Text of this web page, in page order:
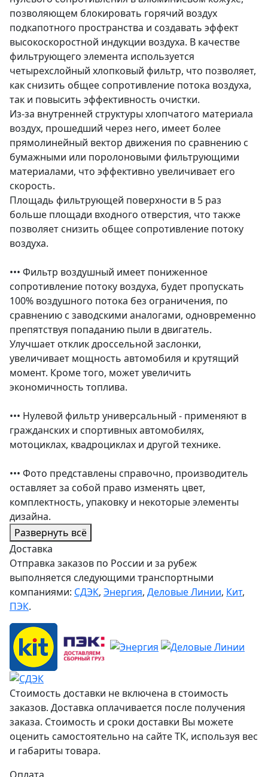
позволяющем блокировать горячий воздух
подкапотного пространства и создавать эффект
высокоскоростной индукции воздуха. В качестве
фильтрующего элемента используется
четырехслойный хлопковый фильтр, что позволяет,
как снизить общее сопротивление потока воздуха,
так и повысить эффективность очистки.
Из-за внутренней структуры хлопчатого материала
воздух, прошедший через него, имеет более
прямолинейный вектор движения по сравнению с
бумажными или поролоновыми фильтрующими
материалами, что эффективно увеличивает его
скорость.
Площадь фильтрующей поверхности в 5 раз
больше площади входного отверстия, что также
позволяет снизить общее сопротивление потоку
воздуха.
••• Фильтр воздушный имеет пониженное
сопротивление потоку воздуха, будет пропускать
100% воздушного потока без ограничения, по
сравнению с заводскими аналогами, одновременно
препятствуя попаданию пыли в двигатель.
Улучшает отклик дроссельной заслонки,
увеличивает мощность автомобиля и крутящий
момент. Кроме того, может увеличить
экономичность топлива.
••• Нулевой фильтр универсальный - применяют в
гражданских и спортивных автомобилях,
мотоциклах, квадроциклах и другой технике.
••• Фото представлены справочно, производитель
оставляет за собой право изменять цвет,
комплектность, упаковку и некоторые элементы
дизайна.
Развернуть всё
Доставка
Отправка заказов по России и за рубеж
выполняется следующими транспортными
компаниями: СДЭК, Энергия, Деловые Линии, Кит,
ПЭК.
Стоимость доставки не включена в стоимость
заказов. Доставка оплачивается после получения
заказа. Стоимость и сроки доставки Вы можете
оценить самостоятельно на сайте ТК, используя вес
и габариты товара.